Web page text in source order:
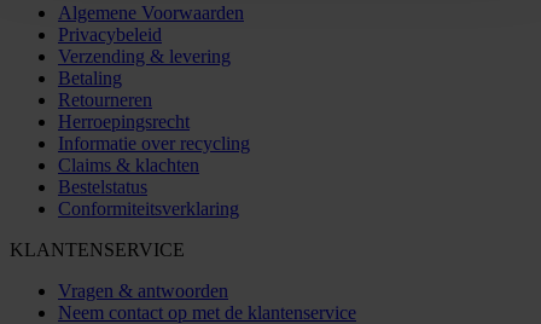
Algemene Voorwaarden
Privacybeleid
Verzending & levering
Betaling
Retourneren
Herroepingsrecht
Informatie over recycling
Claims & klachten
Bestelstatus
Conformiteitsverklaring
KLANTENSERVICE
Vragen & antwoorden
Neem contact op met de klantenservice